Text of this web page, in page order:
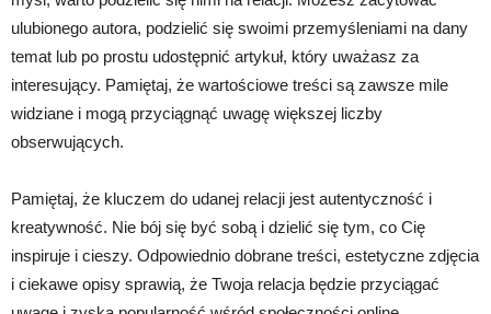
ulubionego autora, podzielić się swoimi przemyśleniami na dany
temat lub po prostu udostępnić artykuł, który uważasz za
interesujący. Pamiętaj, że wartościowe treści są zawsze mile
widziane i mogą przyciągnąć uwagę większej liczby
obserwujących.
Pamiętaj, że kluczem do udanej relacji jest autentyczność i
kreatywność. Nie bój się być sobą i dzielić się tym, co Cię
inspiruje i cieszy. Odpowiednio dobrane treści, estetyczne zdjęcia
i ciekawe opisy sprawią, że Twoja relacja będzie przyciągać